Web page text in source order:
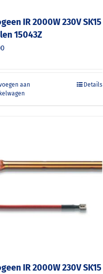
IR 2000W 230V SK15
15043Z
aan
Details
IR 2000W 230V SK15